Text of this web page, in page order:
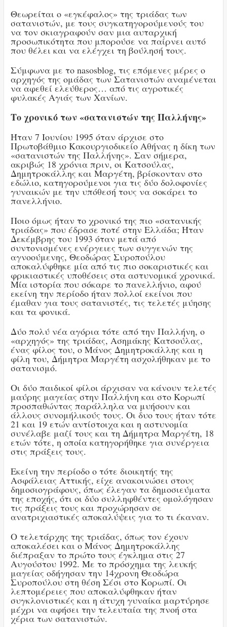
Θεωρείται ο «εγκέφαλος» της τριάδας των
σατανιστών, με τους συγκατηγορούμενούς του
να τον σκιαγραφούν σαν μια αυταρχική
προσωπικότητα που μπορούσε να παίρνει αυτό
που θέλει και να ελέγχει τη βούλησή τους.
Σύμφωνα με το nasosblog, τις επόμενες μέρες ο
αρχηγός της ομάδας των Σατανιστών αναμένεται
να αφεθεί ελεύθερος… από τις αγροτικές
φυλακές Αγιάς των Χανίων.
Το χρονικό των «σατανιστών της Παλλήνης»
Ήταν 7 Ιουνίου 1995 όταν άρχισε στο
Πρωτοβάθμιο Κακουργιοδικείο Αθήνας η δίκη των
«σατανιστών της Παλλήνης». Σαν σήμερα,
ακριβώς 18 χρόνια πριν, οι Κατσούλας,
Δημητροκάλλης και Μαργέτη, βρίσκονταν στο
εδώλιο, κατηγορούμενοι για τις δύο δολοφονίες
γυναικών με την υπόθεσή τους να σοκάρει το
πανελλήνιο.
Ποιο όμως ήταν το χρονικό της πιο «σατανικής
τριάδας» που έδρασε ποτέ στην Ελλάδα; Ήταν
Δεκέμβρης του 1993 όταν μετά από
συντονισμένες ενέργειες των συγγενών της
αγνοούμενης, Θεοδώρας Συροπούλου
αποκαλύφθηκε μία από τις πιο σοκαριστικές και
φρικιαστικές υποθέσεις στα αστυνομικά χρονικά.
Μία ιστορία που σόκαρε το πανελλήνιο, αφού
εκείνη την περίοδο ήταν πολλοί εκείνοι που
έμαθαν για τους σατανιστές, τις τελετές μύησης
και τα φονικά.
Δύο πολύ νέα αγόρια τότε από την Παλλήνη, ο
«αρχηγός» της τριάδας, Ασημάκης Κατσούλας,
ένας φίλος του, ο Μάνος Δημητροκάλλης και η
φίλη του, Δήμητρα Μαργέτη ασχολήθηκαν με το
σατανισμό.
Οι δύο παιδικοί φίλοι άρχισαν να κάνουν τελετές
μαύρης μαγείας στην Παλλήνη και στο Κορωπί
προσπαθώντας παράλληλα να μυήσουν και
άλλους συνομήλικούς τους. Οι δυο τους ήταν τότε
21 και 19 ετών αντίστοιχα και η αστυνομία
συνέλαβε μαζί τους και τη Δήμητρα Μαργέτη, 18
ετών τότε, η οποία κατηγορήθηκε για συνέργεια
στις πράξεις τους.
Εκείνη την περίοδο ο τότε διοικητής της
Ασφάλειας Αττικής, είχε ανακοινώσει στους
δημοσιογράφους, όπως έλεγαν τα δημοσιεύματα
της εποχής, ότι οι δύο συλληφθέντες ομολόγησαν
τις πράξεις τους και προχώρησαν σε
ανατριχιαστικές αποκαλύψεις για το τι έκαναν.
Ο τελετάρχης της τριάδας, όπως τον έχουν
αποκαλέσει και ο Μάνος Δημητροκάλλης
διέπραξαν το πρώτο τους έγκλημα στις 27
Αυγούστου 1992. Με το πρόσχημα της λευκής
μαγείας οδήγησαν την 14χρονη Θεοδώρα
Συροπούλου στη θέση Σέσι στο Κορωπί. Οι
λεπτομέρειες που αποκαλύφθηκαν ήταν
συγκλονιστικές και η άτυχη γυναίκα μαρτύρησε
μέχρι να αφήσει την τελευταία της πνοή στα
χέρια των σατανιστών.